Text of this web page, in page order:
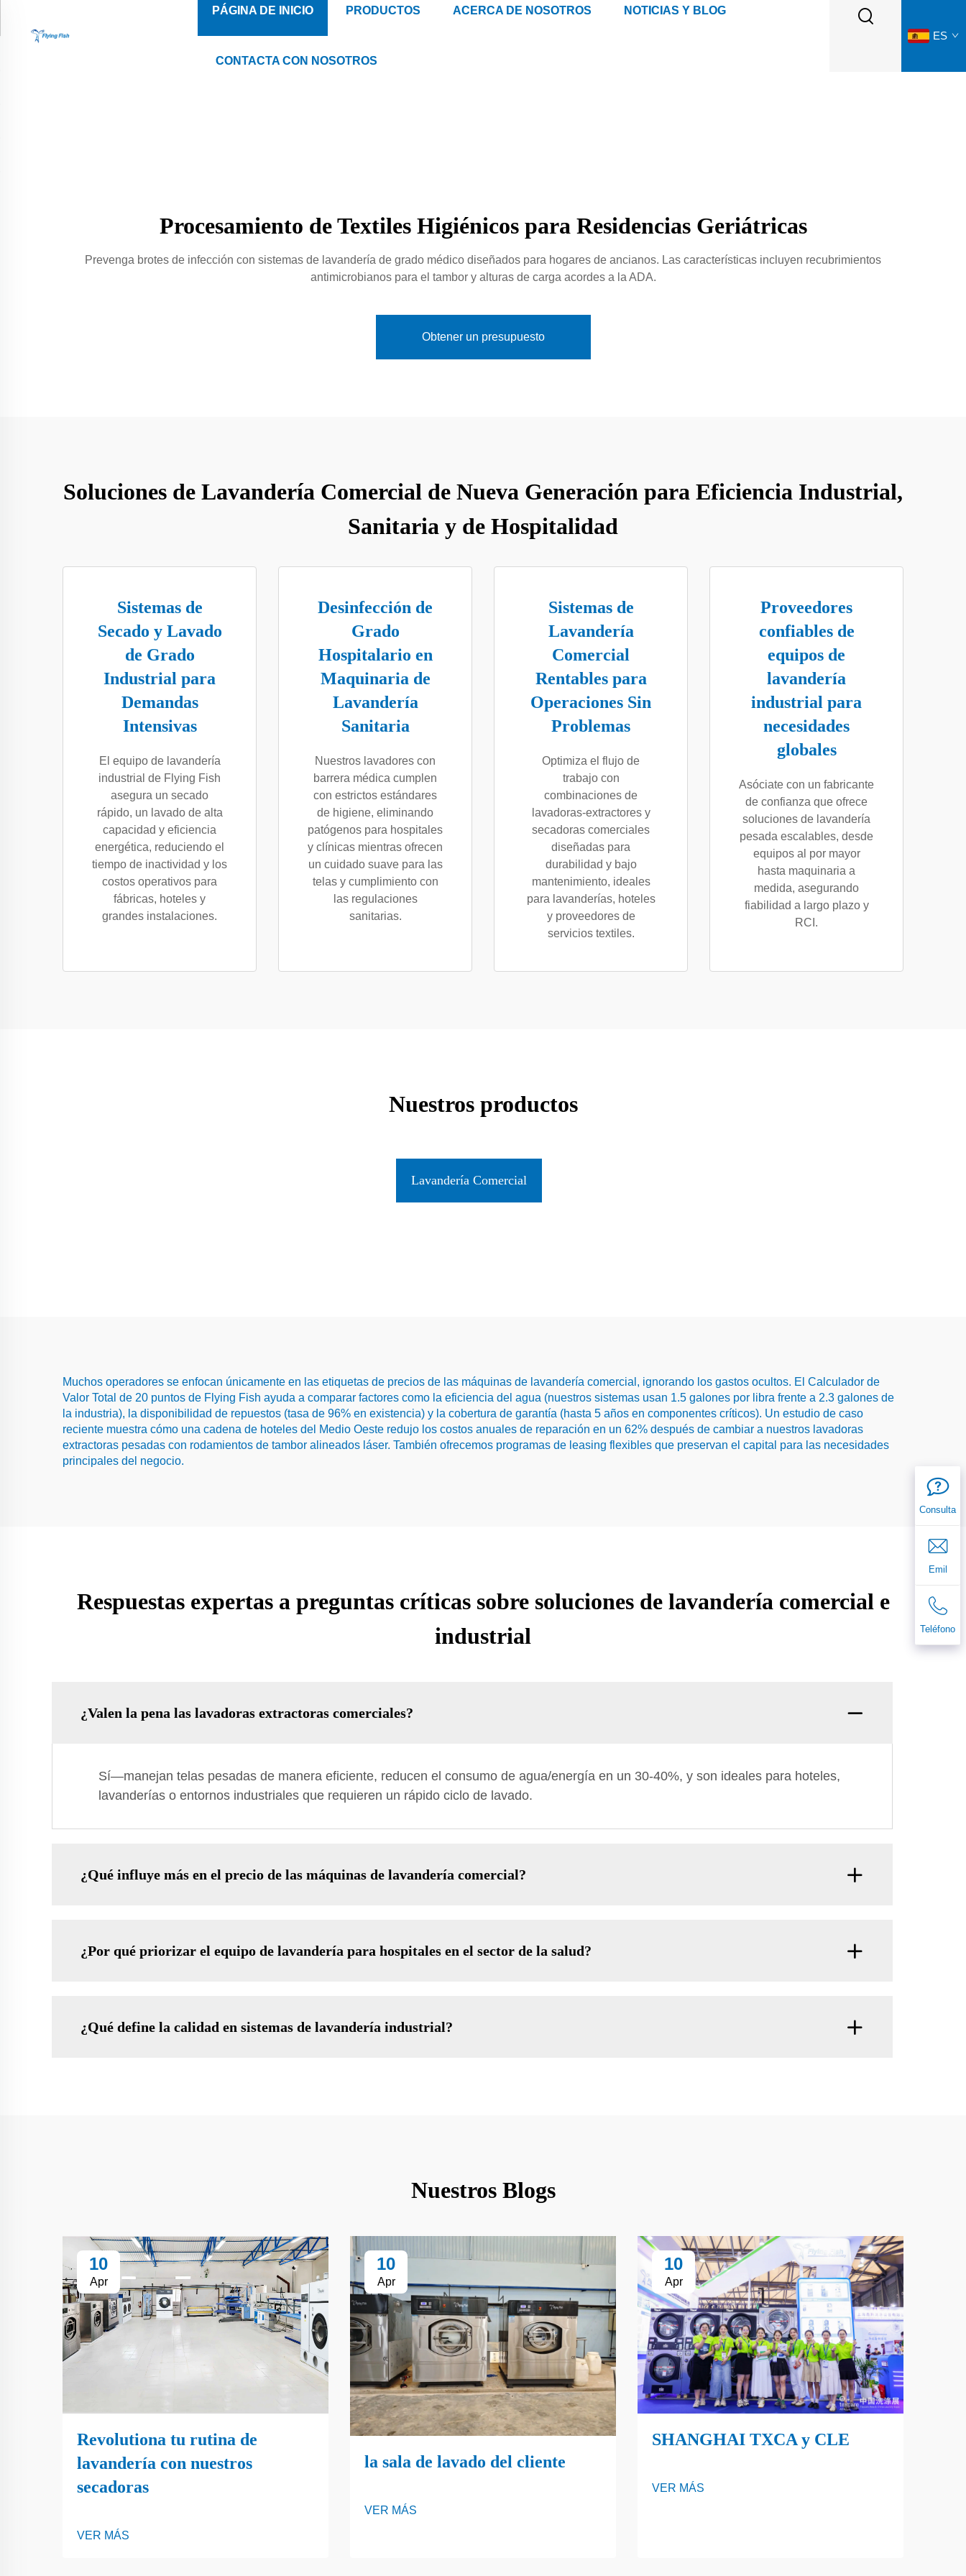
PÁGINA DE INICIO PRODUCTOS ACERCA DE NOSOTROS NOTICIAS Y BLOG
CONTACTA CON NOSOTROS
ES
Procesamiento de Textiles Higiénicos para Residencias Geriátricas
Prevenga brotes de infección con sistemas de lavandería de grado médico diseñados para hogares de ancianos. Las características incluyen recubrimientos
antimicrobianos para el tambor y alturas de carga acordes a la ADA.
Obtener un presupuesto
Soluciones de Lavandería Comercial de Nueva Generación para Eficiencia Industrial,
Sanitaria y de Hospitalidad
Sistemas de
Secado y Lavado
de Grado
Industrial para
Demandas
Intensivas
El equipo de lavandería
industrial de Flying Fish
asegura un secado
rápido, un lavado de alta
capacidad y eficiencia
energética, reduciendo el
tiempo de inactividad y los
costos operativos para
fábricas, hoteles y
grandes instalaciones.
Desinfección de
Grado
Hospitalario en
Maquinaria de
Lavandería
Sanitaria
Nuestros lavadores con
barrera médica cumplen
con estrictos estándares
de higiene, eliminando
patógenos para hospitales
y clínicas mientras ofrecen
un cuidado suave para las
telas y cumplimiento con
las regulaciones
sanitarias.
Sistemas de
Lavandería
Comercial
Rentables para
Operaciones Sin
Problemas
Optimiza el flujo de
trabajo con
combinaciones de
lavadoras-extractores y
secadoras comerciales
diseñadas para
durabilidad y bajo
mantenimiento, ideales
para lavanderías, hoteles
y proveedores de
servicios textiles.
Proveedores
confiables de
equipos de
lavandería
industrial para
necesidades
globales
Asóciate con un fabricante
de confianza que ofrece
soluciones de lavandería
pesada escalables, desde
equipos al por mayor
hasta maquinaria a
medida, asegurando
fiabilidad a largo plazo y
RCI.
Nuestros productos
Lavandería Comercial
Muchos operadores se enfocan únicamente en las etiquetas de precios de las máquinas de lavandería comercial, ignorando los gastos ocultos. El Calculador de
Valor Total de 20 puntos de Flying Fish ayuda a comparar factores como la eficiencia del agua (nuestros sistemas usan 1.5 galones por libra frente a 2.3 galones de
la industria), la disponibilidad de repuestos (tasa de 96% en existencia) y la cobertura de garantía (hasta 5 años en componentes críticos). Un estudio de caso
reciente muestra cómo una cadena de hoteles del Medio Oeste redujo los costos anuales de reparación en un 62% después de cambiar a nuestros lavadoras
extractoras pesadas con rodamientos de tambor alineados láser. También ofrecemos programas de leasing flexibles que preservan el capital para las necesidades
principales del negocio.
Respuestas expertas a preguntas críticas sobre soluciones de lavandería comercial e
industrial
¿Valen la pena las lavadoras extractoras comerciales?
Sí—manejan telas pesadas de manera eficiente, reducen el consumo de agua/energía en un 30-40%, y son ideales para hoteles,
lavanderías o entornos industriales que requieren un rápido ciclo de lavado.
¿Qué influye más en el precio de las máquinas de lavandería comercial?
¿Por qué priorizar el equipo de lavandería para hospitales en el sector de la salud?
¿Qué define la calidad en sistemas de lavandería industrial?
Nuestros Blogs
10
Apr
Revolutiona tu rutina de
lavandería con nuestros
secadoras
VER MÁS
10
Apr
la sala de lavado del cliente
VER MÁS
10
Apr
SHANGHAI TXCA y CLE
VER MÁS
Consulta
Emil
Teléfono